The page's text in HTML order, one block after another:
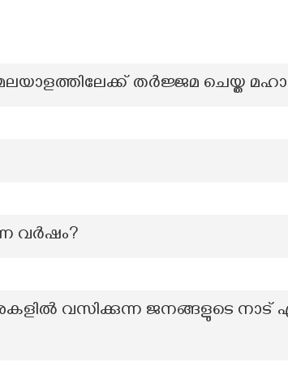
തര്‍ജ്ജമ ചെയ്ത
വര്‍ഷം?
വസിക്കുന്ന ജനങ്ങളുടെ നാട്